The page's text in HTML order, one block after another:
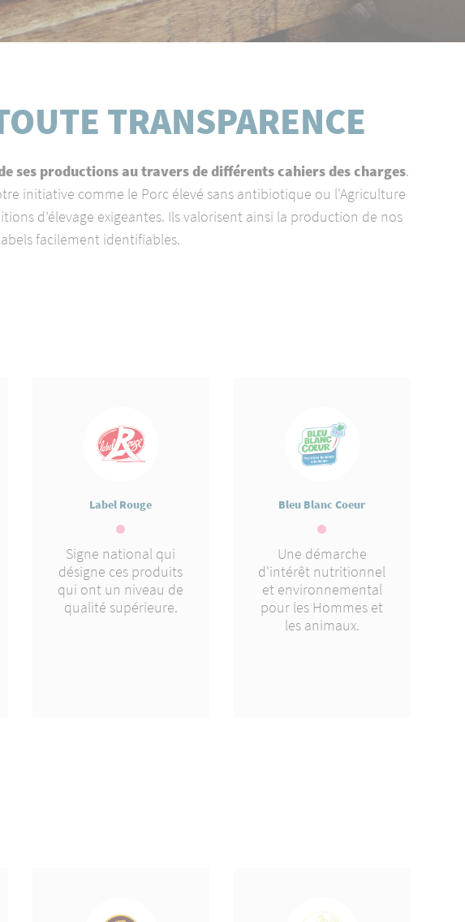
!
TRANSPARENCE
ses productions au travers de différents cahiers des charges.
initiative comme le Porc élevé sans antibiotique ou l'Agriculture
d’élevage exigeantes. Ils valorisent ainsi la production de nos
facilement identifiables.
Label Rouge
Signe national qui
désigne ces produits
qui ont un niveau de
qualité supérieure.
Bleu Blanc Coeur
Une démarche
d'intérêt nutritionnel
et environnemental
pour les Hommes et
les animaux.